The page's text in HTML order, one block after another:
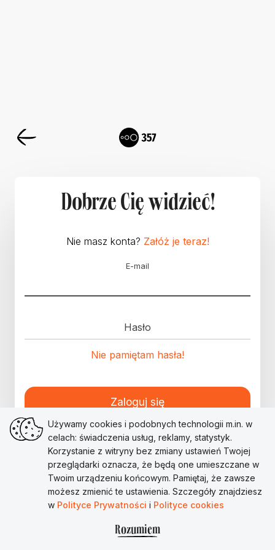
Dobrze Cię widzieć!
Nie masz konta? Załóż je teraz!
E-mail
Hasło
Nie pamiętam hasła!
Zaloguj się
Używamy cookies i podobnych technologii m.in. w
celach: świadczenia usług, reklamy, statystyk.
Korzystanie z witryny bez zmiany ustawień Twojej
przeglądarki oznacza, że będą one umieszczane w
Twoim urządzeniu końcowym. Pamiętaj, że zawsze
możesz zmienić te ustawienia. Szczegóły znajdziesz
w Polityce Prywatności i Polityce cookies
Rozumiem